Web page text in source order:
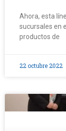
Ahora, esta
sucursales en
productos de
22 octubre 2022